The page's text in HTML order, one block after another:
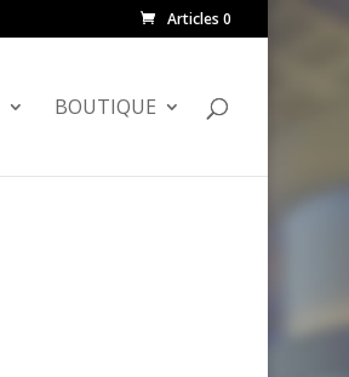
Articles 0
BOUTIQUE